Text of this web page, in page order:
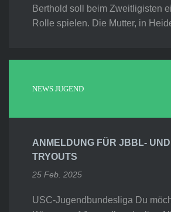
Berthold soll beim Zweitligisten
Rolle spielen. Die Mutter, in
NEWS JUGEND
ANMELDUNG FÜR JBBL-
TRYOUTS
25 Feb. 2025
USC-Jugendbundesliga Du